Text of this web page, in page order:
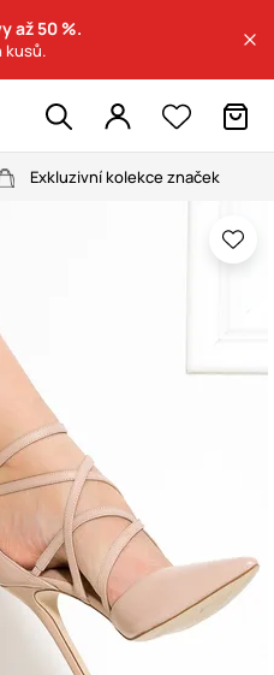
až 50 %.
kusů.
Exkluzivní kolekce značek